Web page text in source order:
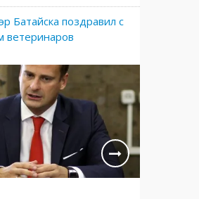
Батайска поздравил с
ветеринаров